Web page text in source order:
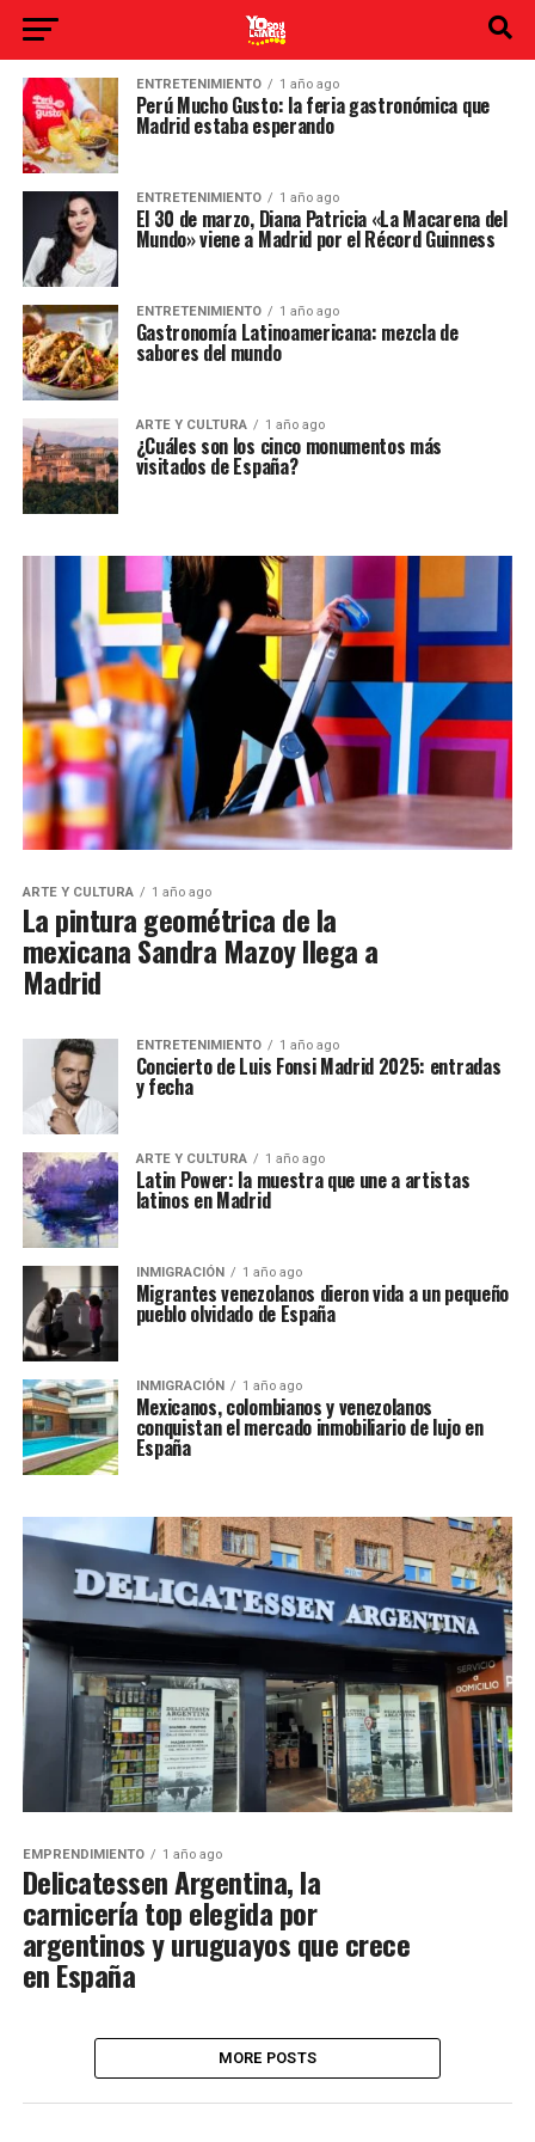
ENTRETENIMIENTO 1 año ago
Perú Mucho Gusto: la feria gastronómica que
Madrid estaba esperando
ENTRETENIMIENTO 1 año ago
El 30 de marzo, Diana Patricia «La Macarena del
Mundo» viene a Madrid por el Récord Guinness
ENTRETENIMIENTO 1 año ago
Gastronomía Latinoamericana: mezcla de
sabores del mundo
ARTE Y CULTURA 1 año ago
¿Cuáles son los cinco monumentos más
visitados de España?
ARTE Y CULTURA 1 año ago
La pintura geométrica de la
mexicana Sandra Mazoy llega a
Madrid
ENTRETENIMIENTO 1 año ago
Concierto de Luis Fonsi Madrid 2025: entradas
y fecha
ARTE Y CULTURA 1 año ago
Latin Power: la muestra que une a artistas
latinos en Madrid
INMIGRACIÓN 1 año ago
Migrantes venezolanos dieron vida a un pequeño
pueblo olvidado de España
INMIGRACIÓN 1 año ago
Mexicanos, colombianos y venezolanos
conquistan el mercado inmobiliario de lujo en
España
EMPRENDIMIENTO 1 año ago
Delicatessen Argentina, la
carnicería top elegida por
argentinos y uruguayos que crece
en España
MORE POSTS